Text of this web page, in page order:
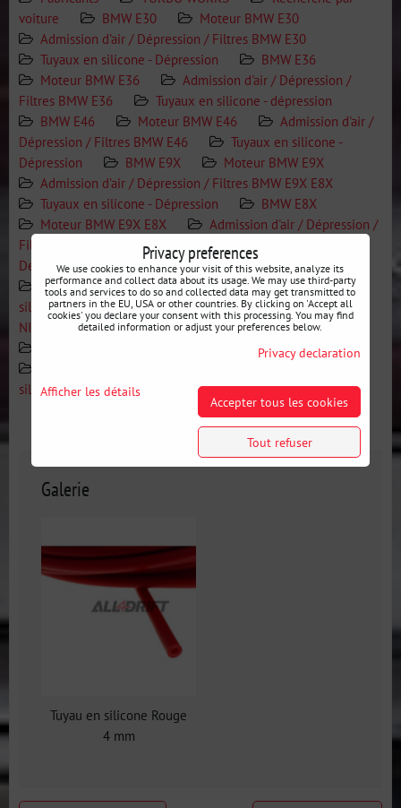
voiture
BMW E30
Moteur BMW E30
Admission d'air / Dépression / Filtres BMW E30
Tuyaux en silicone - Dépression
BMW E36
Moteur BMW E36
Admission d'air / Dépression /
Filtres BMW E36
Tuyaux en silicone - dépression
BMW E46
Moteur BMW E46
Admission d'air /
Dépression / Filtres BMW E46
Tuyaux en silicone -
Dépression
BMW E9X
Moteur BMW E9X
Admission d'air / Dépression / Filtres BMW E9X E8X
Tuyaux en silicone - Dépression
BMW E8X
Moteur BMW E9X E8X
Admission d'air / Dépression /
Filtres BMW E9X E8X
Tuyaux en silicone -
Dépressions
MAZDA
Moteur MAZDA / NISSAN
Admission d'air / Dépression / Filtres
Tuyaux en
silicone - Dépressions
NISSAN
Moteur MAZDA /
NISSAN
Admission d'air / Dépression / Filtres
Moteur
silicone - Dépression
Informations Complémentaires
Galerie
Tuyau en silicone Rouge
4 mm
Privacy preferences
We use cookies to enhance your visit of this website, analyze its
performance and collect data about its usage. We may use third-party
tools and services to do so and collected data may get transmitted to
partners in the EU, USA or other countries. By clicking on 'Accept all
cookies' you declare your consent with this processing. You may find
detailed information or adjust your preferences below.
Privacy declaration
Afficher les détails
Accepter tous les cookies
Tout refuser